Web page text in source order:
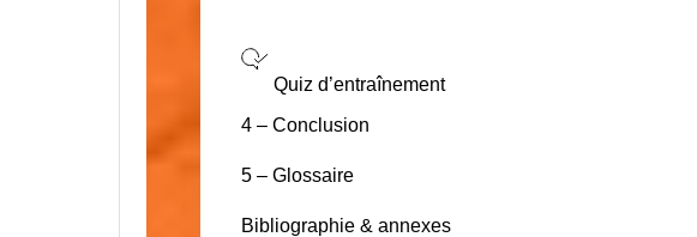
Quiz d’entraînement
4 – Conclusion
5 – Glossaire
Bibliographie & annexes